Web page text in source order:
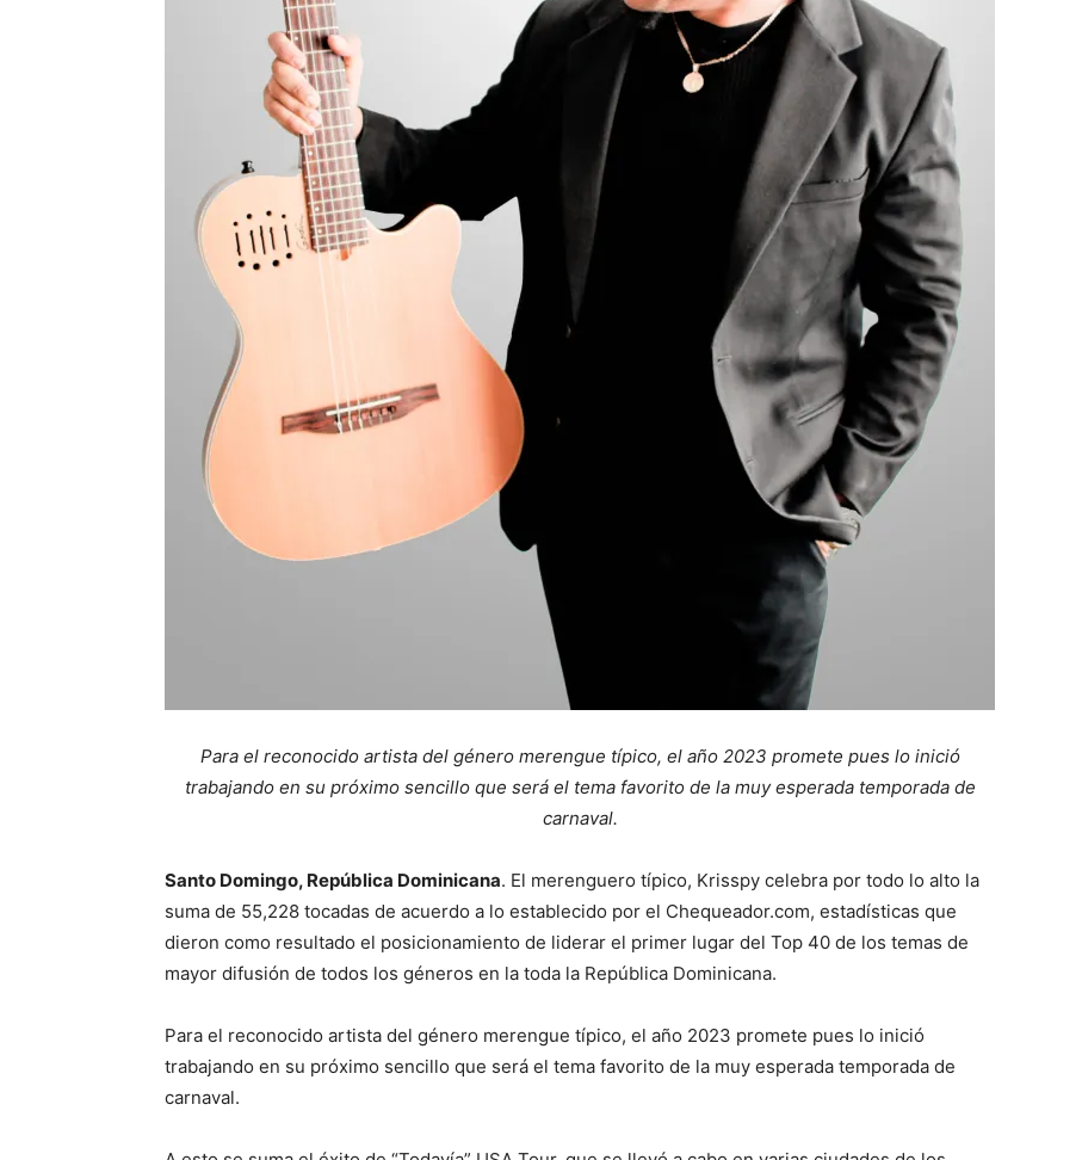
Para el reconocido artista del género merengue típico, el año 2023 promete pues lo inició
trabajando en su próximo sencillo que será el tema favorito de la muy esperada temporada de
carnaval.
Santo Domingo, República Dominicana. El merenguero típico, Krisspy celebra por todo lo alto la
suma de 55,228 tocadas de acuerdo a lo establecido por el Chequeador.com, estadísticas que
dieron como resultado el posicionamiento de liderar el primer lugar del Top 40 de los temas de
mayor difusión de todos los géneros en la toda la República Dominicana.
Para el reconocido artista del género merengue típico, el año 2023 promete pues lo inició
trabajando en su próximo sencillo que será el tema favorito de la muy esperada temporada de
carnaval.